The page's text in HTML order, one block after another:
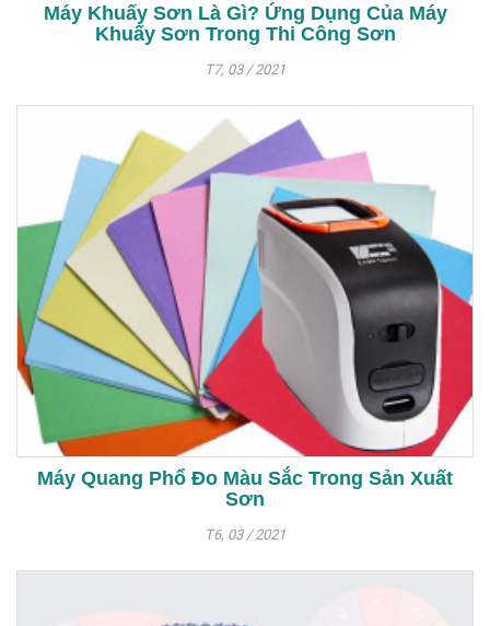
Máy Khuấy Sơn Là Gì? Ứng Dụng Của Máy
Khuấy Sơn Trong Thi Công Sơn
T7, 03 / 2021
Máy Quang Phổ Đo Màu Sắc Trong Sản Xuất
Sơn
T6, 03 / 2021